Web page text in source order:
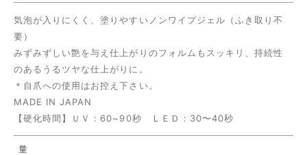
気泡が入りにくく、塗りやすいノンワイプジェル（ふき取り不
要）
みずみずしい艶を与え仕上がりのフォルムもスッキリ、持続性
のあるうるツヤな仕上がりに。
＊自爪への使用はお控え下さい。
MADE IN JAPAN
【硬化時間】ＵＶ：60~90秒 ＬＥＤ： 30〜40秒
量